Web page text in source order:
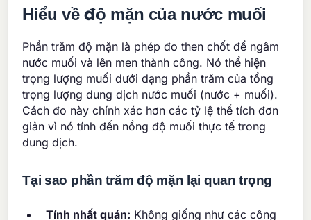
Hiểu về độ mặn của nước muối
Phần trăm độ mặn là phép đo then chốt để ngâm
nước muối và lên men thành công. Nó thể hiện
trọng lượng muối dưới dạng phần trăm của tổng
trọng lượng dung dịch nước muối (nước + muối).
Cách đo này chính xác hơn các tỷ lệ thể tích đơn
giản vì nó tính đến nồng độ muối thực tế trong
dung dịch.
Tại sao phần trăm độ mặn lại quan trọng
Tính nhất quán: Không giống như các công